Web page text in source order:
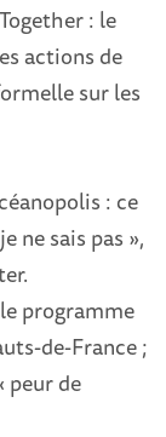
: le
actions de
sur les
: ce
ne sais pas »,
programme
de-France ;
peur de